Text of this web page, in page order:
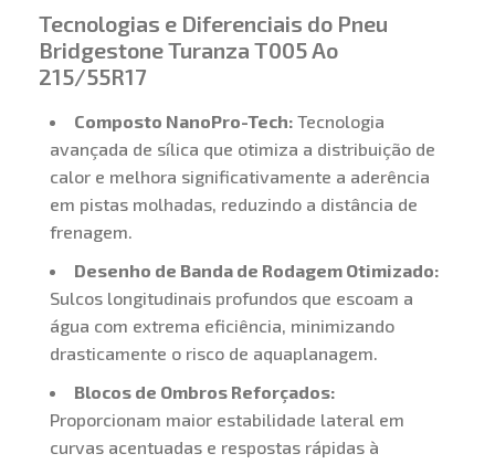
Tecnologias e Diferenciais do Pneu
Bridgestone Turanza T005 Ao
215/55R17
Composto NanoPro-Tech: Tecnologia
avançada de sílica que otimiza a distribuição de
calor e melhora significativamente a aderência
em pistas molhadas, reduzindo a distância de
frenagem.
Desenho de Banda de Rodagem Otimizado:
Sulcos longitudinais profundos que escoam a
água com extrema eficiência, minimizando
drasticamente o risco de aquaplanagem.
Blocos de Ombros Reforçados:
Proporcionam maior estabilidade lateral em
curvas acentuadas e respostas rápidas à